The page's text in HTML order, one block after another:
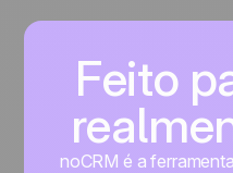
Feito
noCRM é a